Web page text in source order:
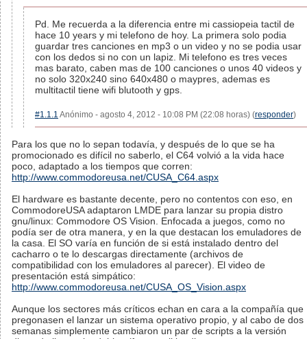
Pd. Me recuerda a la diferencia entre mi cassiopeia tactil de
hace 10 years y mi telefono de hoy. La primera solo podia
guardar tres canciones en mp3 o un video y no se podia usar
con los dedos si no con un lapiz. Mi telefono es tres veces
mas barato, caben mas de 100 canciones o unos 40 videos y
no solo 320x240 sino 640x480 o maypres, ademas es
multitactil tiene wifi blutooth y gps.
#1.1.1 Anónimo - agosto 4, 2012 - 10:08 PM (22:08 horas) (responder)
Para los que no lo sepan todavía, y después de lo que se ha
promocionado es difícil no saberlo, el C64 volvió a la vida hace
poco, adaptado a los tiempos que corren:
http://www.commodoreusa.net/CUSA_C64.aspx
El hardware es bastante decente, pero no contentos con eso, en
CommodoreUSA adaptaron LMDE para lanzar su propia distro
gnu/linux: Commodore OS Vision. Enfocada a juegos, como no
podía ser de otra manera, y en la que destacan los emuladores de
la casa. El SO varía en función de si está instalado dentro del
cacharro o te lo descargas directamente (archivos de
compatibilidad con los emuladores al parecer). El video de
presentación está simpático:
http://www.commodoreusa.net/CUSA_OS_Vision.aspx
Aunque los sectores más críticos echan en cara a la compañía que
pregonasen el lanzar un sistema operativo propio, y al cabo de dos
semanas simplemente cambiaron un par de scripts a la versión